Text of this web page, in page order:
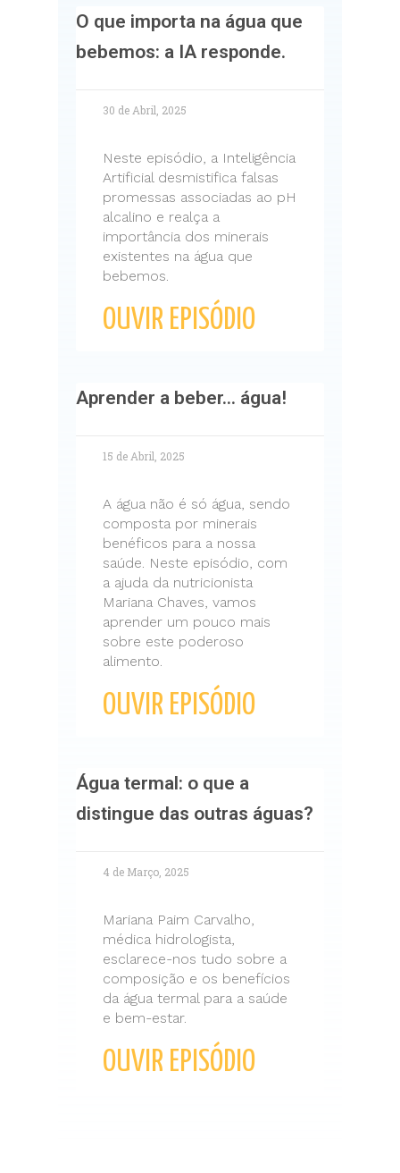
O que importa na água que
bebemos: a IA responde.
30 de Abril, 2025
Neste episódio, a Inteligência
Artificial desmistifica falsas
promessas associadas ao pH
alcalino e realça a
importância dos minerais
existentes na água que
bebemos.
OUVIR EPISÓDIO
Aprender a beber… água!
15 de Abril, 2025
A água não é só água, sendo
composta por minerais
benéficos para a nossa
saúde. Neste episódio, com
a ajuda da nutricionista
Mariana Chaves, vamos
aprender um pouco mais
sobre este poderoso
alimento.
OUVIR EPISÓDIO
Água termal: o que a
distingue das outras águas?
4 de Março, 2025
Mariana Paim Carvalho,
médica hidrologista,
esclarece-nos tudo sobre a
composição e os benefícios
da água termal para a saúde
e bem-estar.
OUVIR EPISÓDIO